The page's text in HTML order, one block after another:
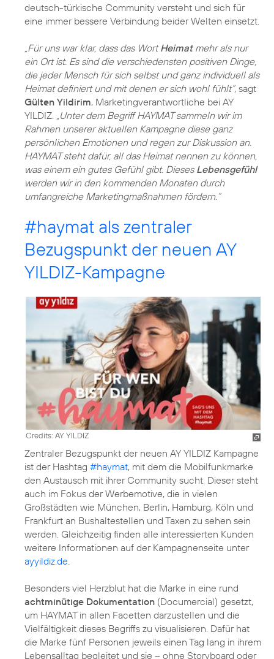
deutsch-türkische Community versteht und sich für
eine immer bessere Verbindung beider Welten einsetzt.
„Für uns war klar, dass das WortHeimat mehr als nur
ein Ort ist. Es sind die verschiedensten positiven Dinge,
die jeder Mensch für sich selbst und ganz individuell als
Heimat definiert und mit denen er sich wohl fühlt“, sagt
Gülten Yildirim, Marketingverantwortliche bei AY
YILDIZ. „Unter dem Begriff HAYMAT sammeln wir im
Rahmen unserer aktuellen Kampagne diese ganz
persönlichen Emotionen und regen zur Diskussion an.
HAYMAT steht dafür, all das Heimat nennen zu können,
was einem ein gutes Gefühl gibt. Dieses Lebensgefühl
werden wir in den kommenden Monaten durch
umfangreiche Marketingmaßnahmen fördern.“
#haymat als zentraler
Bezugspunkt der neuen AY
YILDIZ-Kampagne
Credits: AY YILDIZ
Zentraler Bezugspunkt der neuen AY YILDIZ Kampagne
ist der Hashtag #haymat, mit dem die Mobilfunkmarke
den Austausch mit ihrer Community sucht. Dieser steht
auch im Fokus der Werbemotive, die in vielen
Großstädten wie München, Berlin, Hamburg, Köln und
Frankfurt an Bushaltestellen und Taxen zu sehen sein
werden. Gleichzeitig finden alle interessierten Kunden
weitere Informationen auf der Kampagnenseite unter
ayyildiz.de
Besonders viel Herzblut hat die Marke in eine rund
achtminütige Dokumentation (Documercial) gesetzt,
um HAYMAT in allen Facetten darzustellen und die
Vielfältigkeit dieses Begriffs zu visualisieren. Dafür hat
die Marke fünf Personen jeweils einen Tag lang in ihrem
Lebensalltag begleitet und sie – ohne Storyboard oder